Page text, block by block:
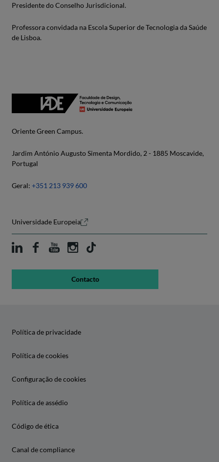
Presidente do Conselho Jurisdicional.
Professora convidada na Escola Superior de Tecnologia da Saúde
de Lisboa.
Oriente Green Campus.
Jardim António Augusto Simenta Mordido, 2 - 1885 Moscavide,
Portugal
Geral: +351 213 939 600
Universidade Europeia
Contacto
Política de privacidade
Política de cookies
Configuração de cookies
Política de assédio
Código de ética
Canal de compliance